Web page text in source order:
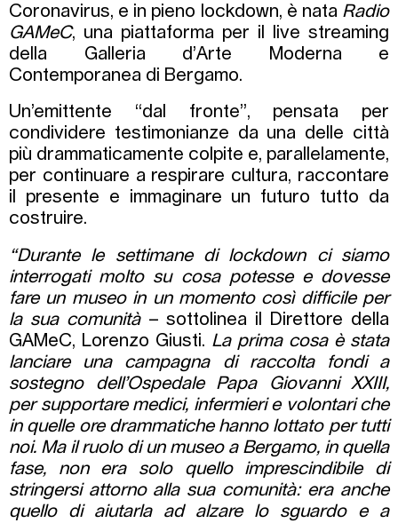
Coronavirus, e in pieno lockdown, è nata Radio
GAMeC, una piattaforma per il live streaming
della Galleria d’Arte Moderna e
Contemporanea di Bergamo.
Un’emittente “dal fronte”, pensata per
condividere testimonianze da una delle città
più drammaticamente colpite e, parallelamente,
per continuare a respirare cultura, raccontare
il presente e immaginare un futuro tutto da
costruire.
“Durante le settimane di lockdown ci siamo
interrogati molto su cosa potesse e dovesse
fare un museo in un momento così difficile per
la sua comunità– sottolinea il Direttore della
GAMeC, Lorenzo Giusti. La prima cosa è stata
lanciare una campagna di raccolta fondi a
sostegno dell’Ospedale Papa Giovanni XXIII,
per supportare medici, infermieri e volontari che
in quelle ore drammatiche hanno lottato per tutti
noi. Ma il ruolo di un museo a Bergamo, in quella
fase, non era solo quello imprescindibile di
stringersi attorno alla sua comunità: era anche
quello di aiutarla ad alzare lo sguardo e a